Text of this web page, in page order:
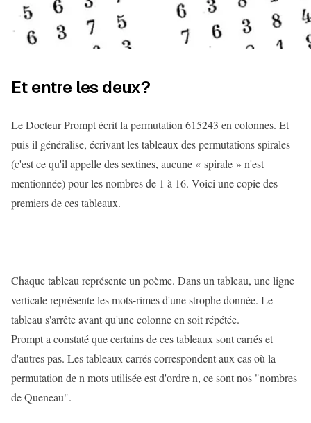
Et entre les deux?
Le Docteur Prompt écrit la permutation 615243 en colonnes. Et
puis il généralise, écrivant les tableaux des permutations spirales
(c'est ce qu'il appelle des sextines, aucune « spirale » n'est
mentionnée) pour les nombres de 1 à 16. Voici une copie des
premiers de ces tableaux.
Chaque tableau représente un poème. Dans un tableau, une ligne
verticale représente les mots-rimes d'une strophe donnée. Le
tableau s'arrête avant qu'une colonne en soit répétée.
Prompt a constaté que certains de ces tableaux sont carrés et
d'autres pas. Les tableaux carrés correspondent aux cas où la
permutation de n mots utilisée est d'ordre n, ce sont nos "nombres
de Queneau".